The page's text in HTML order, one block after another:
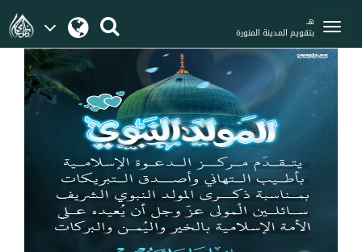
هـ
بتقويم المدينة المنورة